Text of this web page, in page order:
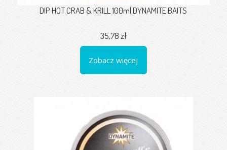
DIP HOT CRAB & KRILL 100ml DYNAMITE BAITS
35,78 zł
Zobacz więcej